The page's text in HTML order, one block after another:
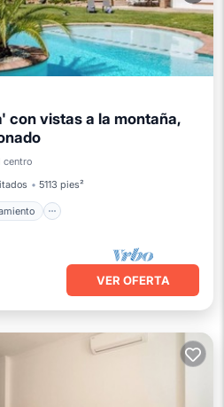
con vistas a la montaña,
centro
5113 pies²
Aparcamiento
Terraza
VER OFERTA